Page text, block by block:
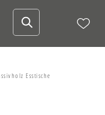
Esstische